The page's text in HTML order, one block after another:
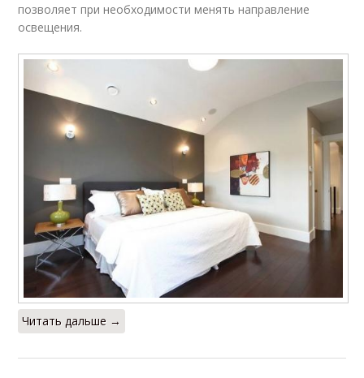
позволяет при необходимости менять направление
освещения.
Читать дальше →